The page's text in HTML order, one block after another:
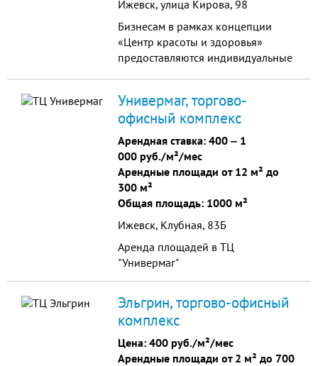
«GoldMen», парикмахерская сеть
«СТИЛЯГИ»). - третий этаж
(Администрация, ОФИСЫ, детское
обучение (анг. язык WELL Club,
развитие ребёнка "ИСТОЧНИК", сет.
маркет. "FABERLIK", сеть услуг
здоровья «НУГА БЕСТ»). Низкая
арендная ставка. Приглашаем
арендаторов с опытом работы
(франшизой).
Ижевск, улица Кирова, 98
Бизнесам в рамках концепции
«Центр красоты и здоровья»
предоставляются индивидуальные
Помещения от 14 до 115 кв.м. с
возможностью объединения. -
Высота потолков: 2,7 - 4,12 м -
Предчистовая отделка помещений
- Дизайнерская отделка
центрального холла
Универмаг, торгово-
офисный комплекс
Арендная ставка: 400 ‒ 1
000 руб./м²/мес
Арендные площади от 12 м² до
300 м²
Общая площадь: 1000 м²
Ижевск, Клубная, 83Б
Аренда площадей в ТЦ
"Универмаг"
Эльгрин, торгово-офисный
комплекс
Цена: 400 руб./м²/мес
Арендные площади от 2 м² до 700